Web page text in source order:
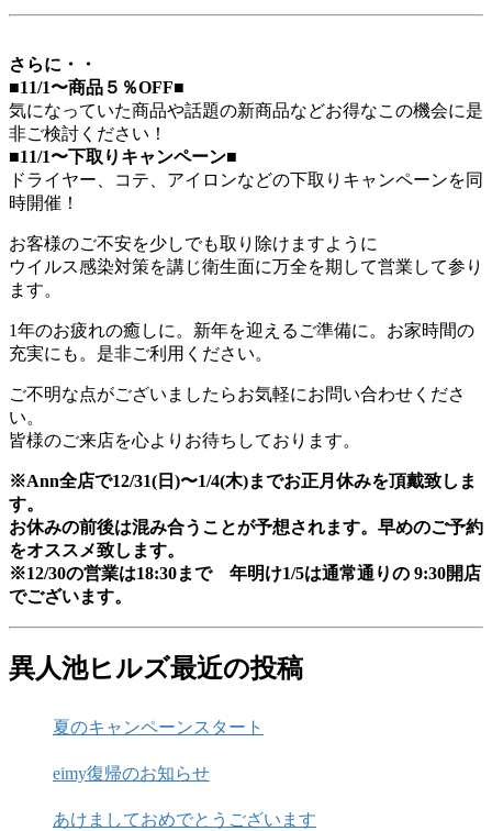
さらに・・
■11/1〜商品５％OFF■
気になっていた商品や話題の新商品などお得なこの機会に是
非ご検討ください！
■11/1〜下取りキャンペーン■
ドライヤー、コテ、アイロンなどの下取りキャンペーンを同
時開催！
お客様のご不安を少しでも取り除けますように
ウイルス感染対策を講じ衛生面に万全を期して営業して参り
ます。
1年のお疲れの癒しに。新年を迎えるご準備に。お家時間の
充実にも。是非ご利用ください。
ご不明な点がございましたらお気軽にお問い合わせくださ
い。
皆様のご来店を心よりお待ちしております。
※Ann全店で12/31(日)〜1/4(木)までお正月休みを頂戴致しま
す。
お休みの前後は混み合うことが予想されます。早めのご予約
をオススメ致します。
※12/30の営業は18:30まで 年明け1/5は通常通りの 9:30開店
でございます。
異人池ヒルズ最近の投稿
夏のキャンペーンスタート
eimy復帰のお知らせ
あけましておめでとうございます